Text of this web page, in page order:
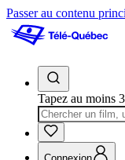
Passer au contenu
Tapez au moins